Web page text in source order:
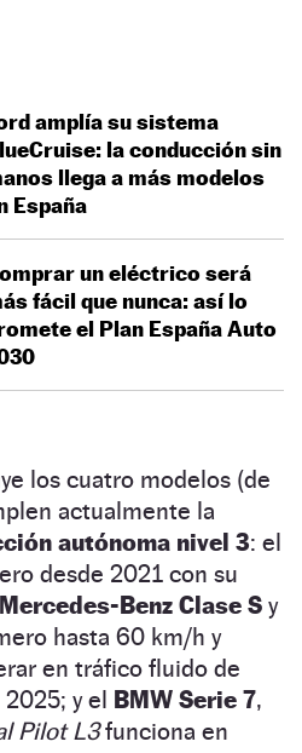
amplía su sistema
la conducción sin
llega a más modelos
España
un eléctrico será
fácil que nunca: así lo
el Plan España Auto
los cuatro modelos (de
actualmente la
autónoma nivel 3: el
desde 2021 con su
Mercedes-Benz Clase S y
hasta 60 km/h y
en tráfico fluido de
y el BMW Serie 7,
Pilot L3funciona en